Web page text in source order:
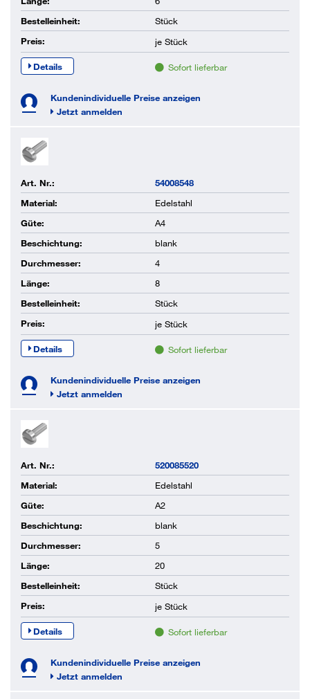
Bestelleinheit:
Stück
Preis:
je Stück
Details Sofort lieferbar
Kundenindividuelle Preise anzeigen
Jetzt anmelden
Art. Nr.:
54008548
Material:
Edelstahl
Güte:
A4
Beschichtung:
blank
Durchmesser:
4
Länge:
8
Bestelleinheit:
Stück
Preis:
je Stück
Details Sofort lieferbar
Kundenindividuelle Preise anzeigen
Jetzt anmelden
Art. Nr.:
520085520
Material:
Edelstahl
Güte:
A2
Beschichtung:
blank
Durchmesser:
5
Länge:
20
Bestelleinheit:
Stück
Preis:
je Stück
Details Sofort lieferbar
Kundenindividuelle Preise anzeigen
Jetzt anmelden